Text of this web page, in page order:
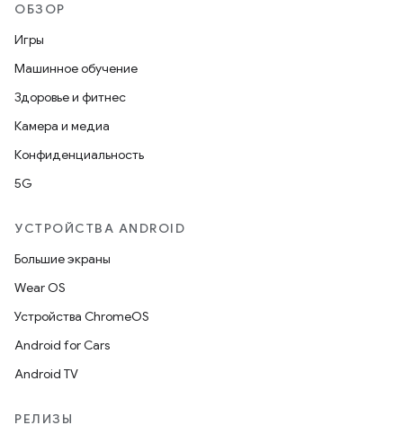
ОБЗОР
Игры
Машинное обучение
Здоровье и фитнес
Камера и медиа
Конфиденциальность
5G
УСТРОЙСТВА ANDROID
Большие экраны
Wear OS
Устройства ChromeOS
Android for Cars
Android TV
РЕЛИЗЫ